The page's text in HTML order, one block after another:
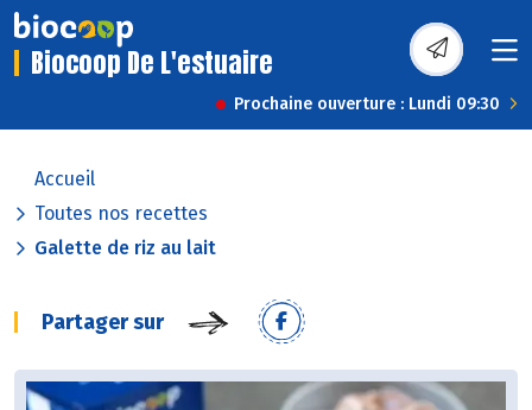
Biocoop De L'estuaire
Prochaine ouverture : Lundi 09:30
Accueil
Toutes nos recettes
Galette de riz au lait
Partager sur